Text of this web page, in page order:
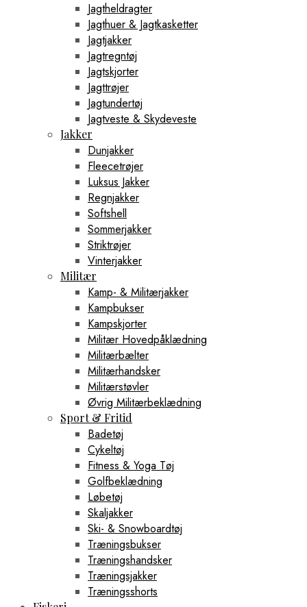
Jagtheldragter
Jagthuer & Jagtkasketter
Jagtjakker
Jagtregntøj
Jagtskjorter
Jagttrøjer
Jagtundertøj
Jagtveste & Skydeveste
Jakker
Dunjakker
Fleecetrøjer
Luksus Jakker
Regnjakker
Softshell
Sommerjakker
Striktrøjer
Vinterjakker
Militær
Kamp- & Militærjakker
Kampbukser
Kampskjorter
Militær Hovedpåklædning
Militærbælter
Militærhandsker
Militærstøvler
Øvrig Militærbeklædning
Sport & Fritid
Badetøj
Cykeltøj
Fitness & Yoga Tøj
Golfbeklædning
Løbetøj
Skaljakker
Ski- & Snowboardtøj
Træningsbukser
Træningshandsker
Træningsjakker
Træningsshorts